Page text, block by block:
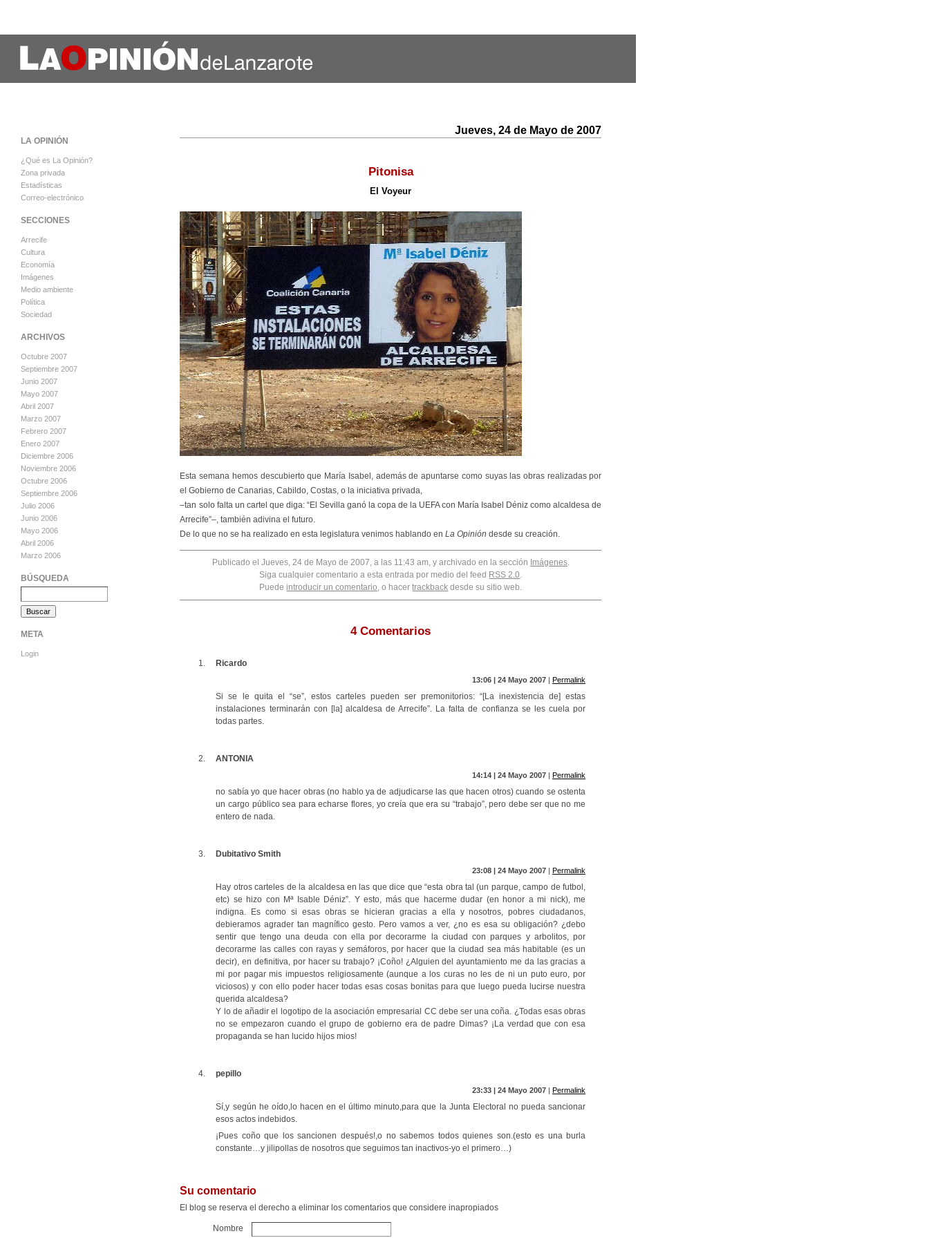
Jueves, 24 de Mayo de 2007
Pitonisa
El Voyeur
Esta semana hemos descubierto que María Isabel, además de apuntarse como suyas las obras realizadas por
el Gobierno de Canarias, Cabildo, Costas, o la iniciativa privada,
–tan solo falta un cartel que diga: “El Sevilla ganó la copa de la UEFA con María Isabel Déniz como alcaldesa de
Arrecife”–, también adivina el futuro.
De lo que no se ha realizado en esta legislatura venimos hablando enLa Opinióndesde su creación.
Publicado el Jueves, 24 de Mayo de 2007, a las 11:43 am, y archivado en la sección Imágenes.
Siga cualquier comentario a esta entrada por medio del feed RSS 2.0.
Puedeintroducir un comentario, o hacertrackback desde su sitio web.
4 Comentarios
Ricardo
13:06 | 24 Mayo 2007 Permalink
Si se le quita el “se”, estos carteles pueden ser premonitorios: “[La inexistencia de] estas
instalaciones terminarán con [la] alcaldesa de Arrecife”. La falta de confianza se les cuela por
todas partes.
ANTONIA
14:14 | 24 Mayo 2007 Permalink
no sabía yo que hacer obras (no hablo ya de adjudicarse las que hacen otros) cuando se ostenta
un cargo público sea para echarse flores, yo creía que era su “trabajo”, pero debe ser que no me
entero de nada.
Dubitativo Smith
23:08 | 24 Mayo 2007 Permalink
Hay otros carteles de la alcaldesa en las que dice que “esta obra tal (un parque, campo de futbol,
etc) se hizo con Mª Isable Déniz”. Y esto, más que hacerme dudar (en honor a mi nick), me
indigna. Es como si esas obras se hicieran gracias a ella y nosotros, pobres ciudadanos,
debieramos agrader tan magnífico gesto. Pero vamos a ver, ¿no es esa su obligación? ¿debo
sentir que tengo una deuda con ella por decorarme la ciudad con parques y arbolitos, por
decorarme las calles con rayas y semáforos, por hacer que la ciudad sea más habitable (es un
decir), en definitiva, por hacer su trabajo? ¡Coño! ¿Alguien del ayuntamiento me da las gracias a
mi por pagar mis impuestos religiosamente (aunque a los curas no les de ni un puto euro, por
viciosos) y con ello poder hacer todas esas cosas bonitas para que luego pueda lucirse nuestra
querida alcaldesa?
Y lo de añadir el logotipo de la asociación empresarial CC debe ser una coña. ¿Todas esas obras
no se empezaron cuando el grupo de gobierno era de padre Dimas? ¡La verdad que con esa
propaganda se han lucido hijos mios!
pepillo
23:33 | 24 Mayo 2007 Permalink
Sí,y según he oído,lo hacen en el último minuto,para que la Junta Electoral no pueda sancionar
esos actos indebidos.
¡Pues coño que los sancionen después!,o no sabemos todos quienes son.(esto es una burla
constante…y jilipollas de nosotros que seguimos tan inactivos-yo el primero…)
Su comentario
El blog se reserva el derecho a eliminar los comentarios que considere inapropiados
Nombre
LA OPINIÓN
¿Qué es La Opinión?
Zona privada
Estadísticas
Correo-electrónico
SECCIONES
Arrecife
Cultura
Economía
Imágenes
Medio ambiente
Política
Sociedad
ARCHIVOS
Octubre 2007
Septiembre 2007
Junio 2007
Mayo 2007
Abril 2007
Marzo 2007
Febrero 2007
Enero 2007
Diciembre 2006
Noviembre 2006
Octubre 2006
Septiembre 2006
Julio 2006
Junio 2006
Mayo 2006
Abril 2006
Marzo 2006
BÚSQUEDA
META
Login